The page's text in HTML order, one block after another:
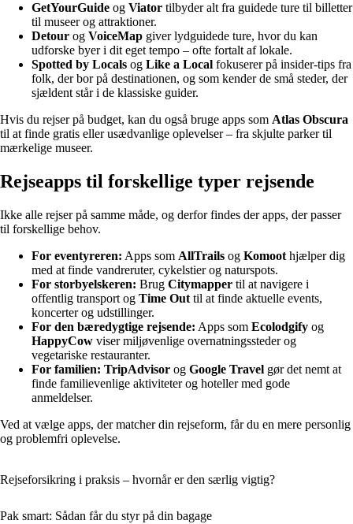
GetYourGuide og Viator tilbyder alt fra guidede ture til billetter
til museer og attraktioner.
Detour og VoiceMap giver lydguidede ture, hvor du kan
udforske byer i dit eget tempo – ofte fortalt af lokale.
Spotted by Locals og Like a Local fokuserer på insider-tips fra
folk, der bor på destinationen, og som kender de små steder, der
sjældent står i de klassiske guider.
Hvis du rejser på budget, kan du også bruge apps som Atlas Obscura
til at finde gratis eller usædvanlige oplevelser – fra skjulte parker til
mærkelige museer.
Rejseapps til forskellige typer rejsende
Ikke alle rejser på samme måde, og derfor findes der apps, der passer
til forskellige behov.
For eventyreren: Apps som AllTrails og Komoot hjælper dig
med at finde vandreruter, cykelstier og naturspots.
For storbyelskeren: Brug Citymapper til at navigere i
offentlig transport og Time Out til at finde aktuelle events,
koncerter og udstillinger.
For den bæredygtige rejsende: Apps som Ecolodgify og
HappyCow viser miljøvenlige overnatningssteder og
vegetariske restauranter.
For familien: TripAdvisor og Google Travel gør det nemt at
finde familievenlige aktiviteter og hoteller med gode
anmeldelser.
Ved at vælge apps, der matcher din rejseform, får du en mere personlig
og problemfri oplevelse.
Rejseforsikring i praksis – hvornår er den særlig vigtig?
Pak smart: Sådan får du styr på din bagage